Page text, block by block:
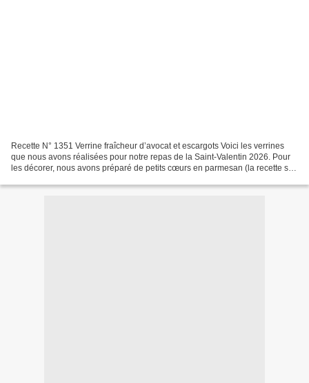
Recette N° 1351 Verrine fraîcheur d’avocat et escargots Voici les verrines
que nous avons réalisées pour notre repas de la Saint-Valentin 2026. Pour
les décorer, nous avons préparé de petits cœurs en parmesan (la recette se